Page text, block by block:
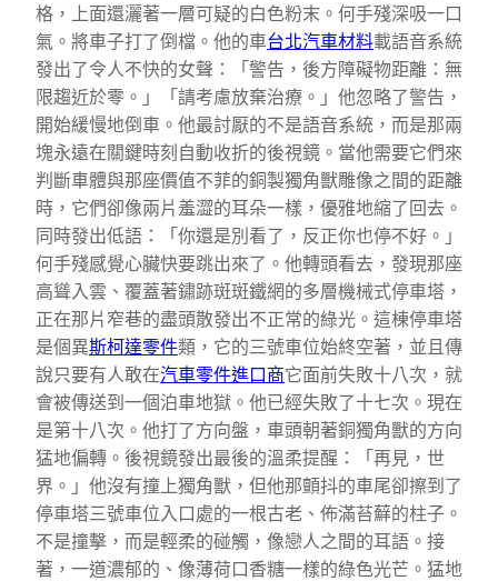
格，上面還灑著一層可疑的白色粉末。何手殘深吸一口
氣。將車子打了倒檔。他的車台北汽車材料載語音系統
發出了令人不快的女聲：「警告，後方障礙物距離：無
限趨近於零。」「請考慮放棄治療。」他忽略了警告，
開始緩慢地倒車。他最討厭的不是語音系統，而是那兩
塊永遠在關鍵時刻自動收折的後視鏡。當他需要它們來
判斷車體與那座價值不菲的銅製獨角獸雕像之間的距離
時，它們卻像兩片羞澀的耳朵一樣，優雅地縮了回去。
同時發出低語：「你還是別看了，反正你也停不好。」
何手殘感覺心臟快要跳出來了。他轉頭看去，發現那座
高聳入雲、覆蓋著鏽跡斑斑鐵網的多層機械式停車塔，
正在那片窄巷的盡頭散發出不正常的綠光。這棟停車塔
是個異斯柯達零件類，它的三號車位始終空著，並且傳
說只要有人敢在汽車零件進口商它面前失敗十八次，就
會被傳送到一個泊車地獄。他已經失敗了十七次。現在
是第十八次。他打了方向盤，車頭朝著銅獨角獸的方向
猛地偏轉。後視鏡發出最後的溫柔提醒：「再見，世
界。」他沒有撞上獨角獸，但他那顫抖的車尾卻擦到了
停車塔三號車位入口處的一根古老、佈滿苔蘚的柱子。
不是撞擊，而是輕柔的碰觸，像戀人之間的耳語。接
著，一道濃郁的、像薄荷口香糖一樣的綠色光芒。猛地